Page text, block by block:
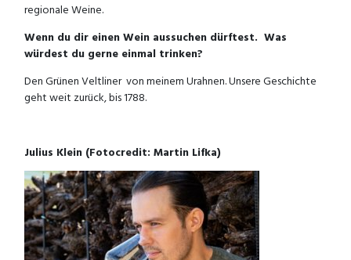
regionale Weine.
Wenn du dir einen Wein aussuchen dürftest. Was
würdest du gerne einmal trinken?
Den Grünen Veltliner von meinem Urahnen. Unsere Geschichte
geht weit zurück, bis 1788.
Julius Klein (Fotocredit: Martin Lifka)